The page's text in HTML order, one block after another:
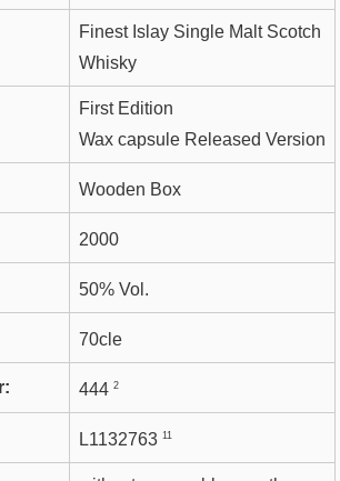
Finest Islay Single Malt Scotch
Whisky
First Edition
Wax capsule Released Version
Wooden Box
2000
50% Vol.
70cle
444 2
L1132763 11